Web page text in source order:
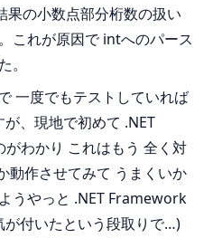
の小数点部分桁数の扱い
これが原因で intへのパース
。
一度でもテストしていれば
、現地で初めて .NET
わかり これはもう 全く対
動作させてみて うまくいか
うやっと .NET Framework
付いたという段取りで…)